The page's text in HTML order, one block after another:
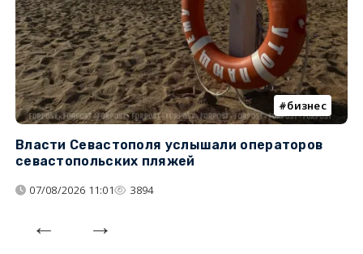
бизнес
Власти Севастополя услышали операторов
севастопольских пляжей
07/08/2026 11:01 3894